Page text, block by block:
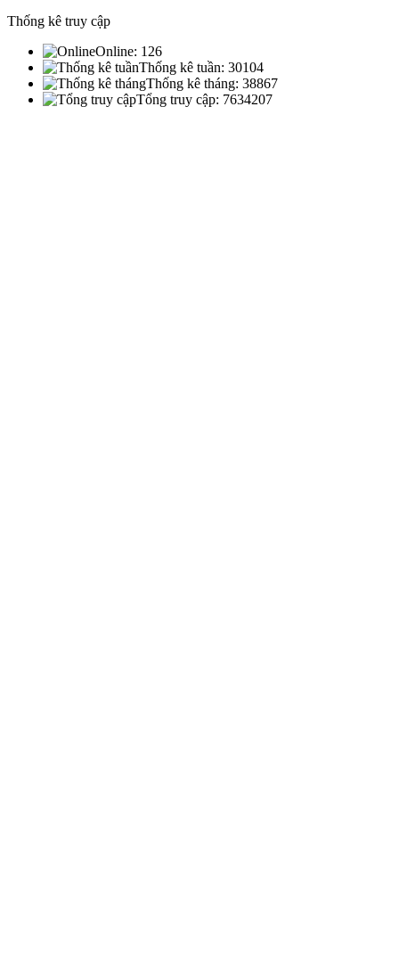
Thống kê truy cập
Online: 126
Thống kê tuần: 30104
Thống kê tháng: 38867
Tổng truy cập: 7634207